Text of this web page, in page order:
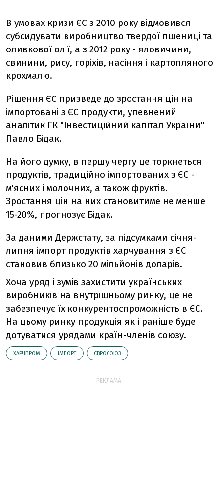
В умовах кризи ЄС з 2010 року відмовився
субсидувати виробництво твердої пшениці та
оливкової олії, а з 2012 року - яловичини,
свинини, рису, горіхів, насіння і картопляного
крохмалю.
Рішення ЄС призведе до зростання цін на
імпортовані з ЄС продукти, упевнений
аналітик ГК "Інвестиційний капітал України"
Павло Бідак.
На його думку, в першу чергу це торкнеться
продуктів, традиційно імпортованих з ЄС -
м'ясних і молочних, а також фруктів.
Зростання цін на них становитиме не менше
15-20%, прогнозує Бідак.
За даними Держстату, за підсумками січня-
липня імпорт продуктів харчування з ЄС
становив близько 20 мільйонів доларів.
Хоча уряд і зумів захистити українських
виробників на внутрішньому ринку, це не
забезпечує їх конкурентоспроможність в ЄС.
На цьому ринку продукція як і раніше буде
дотуватися урядами країн-членів союзу.
ХАРЧПРОМ ІМПОРТ ЄВРОСОЮЗ
РЕКЛАМА: